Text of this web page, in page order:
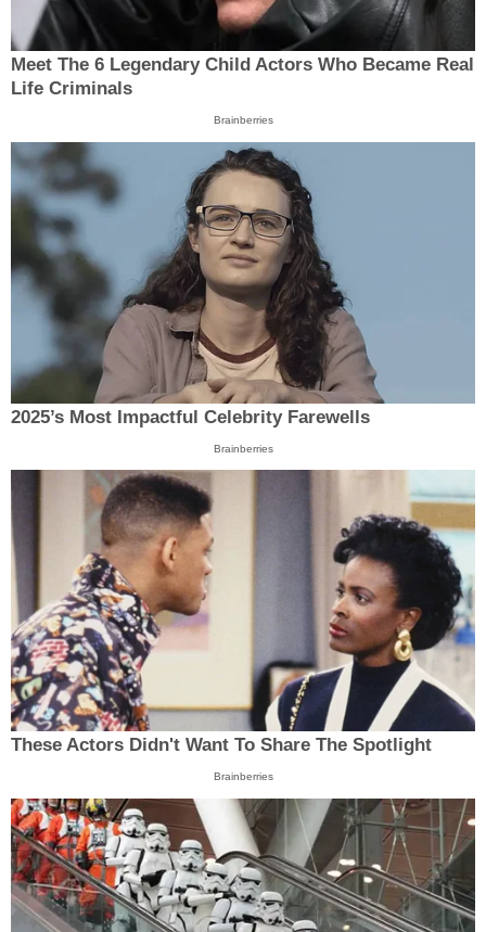
Meet The 6 Legendary Child Actors Who Became Real
Life Criminals
Brainberries
2025’s Most Impactful Celebrity Farewells
Brainberries
These Actors Didn't Want To Share The Spotlight
Brainberries